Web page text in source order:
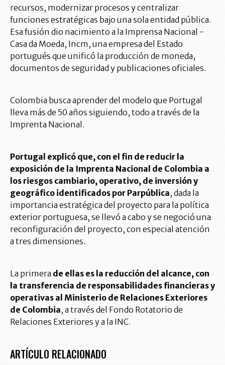
recursos, modernizar procesos y centralizar
funciones estratégicas bajo una sola entidad pública.
Esa fusión dio nacimiento a la Imprensa Nacional -
Casa da Moeda, Incm, una empresa del Estado
portugués que unificó la producción de moneda,
documentos de seguridad y publicaciones oficiales.
Colombia busca aprender del modelo que Portugal
lleva más de 50 años siguiendo, todo a través de la
Imprenta Nacional.
Portugal explicó que, con el fin de reducir la
exposición de la Imprenta Nacional de Colombia a
los riesgos cambiario, operativo, de inversión y
geográfico identificados por Parpública, dada la
importancia estratégica del proyecto para la política
exterior portuguesa, se llevó a cabo y se negoció una
reconfiguración del proyecto, con especial atención
a tres dimensiones.
La primera de ellas es la reducción del alcance, con
la transferencia de responsabilidades financieras y
operativas al Ministerio de Relaciones Exteriores
de Colombia, a través del Fondo Rotatorio de
Relaciones Exteriores y a la INC.
ARTÍCULO RELACIONADO